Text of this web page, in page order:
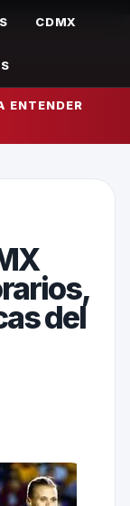
CDMX
ENTENDER
del